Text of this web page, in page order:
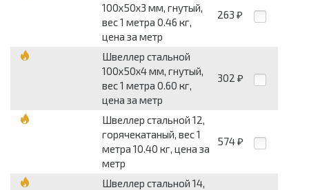
100x50x3 мм, гнутый,
вес 1 метра 0.46 кг,
цена за метр
263 ₽
Швеллер стальной
100x50x4 мм, гнутый,
вес 1 метра 0.60 кг,
цена за метр
302 ₽
Швеллер стальной 12,
горячекатаный, вес 1
метра 10.40 кг, цена за
метр
574 ₽
Швеллер стальной 14,